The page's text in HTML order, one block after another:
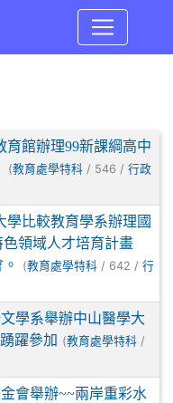
育館辦理99新課綱高中
(教育處學特科 / 546 / 行政
學比較教育學系辦理國
色領域人才培育計畫
(教育處學特科 / 642 / 行
學系舉辦中山醫學大
躍參加 (教育處學特科 /
會舉辦~~兩岸重彩水